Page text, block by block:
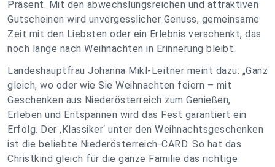
Präsent. Mit den abwechslungsreichen und attraktiven
Gutscheinen wird unvergesslicher Genuss, gemeinsame
Zeit mit den Liebsten oder ein Erlebnis verschenkt, das
noch lange nach Weihnachten in Erinnerung bleibt.
Landeshauptfrau Johanna Mikl-Leitner meint dazu: „Ganz
gleich, wo oder wie Sie Weihnachten feiern – mit
Geschenken aus Niederösterreich zum Genießen,
Erleben und Entspannen wird das Fest garantiert ein
Erfolg. Der ,Klassiker‘ unter den Weihnachtsgeschenken
ist die beliebte Niederösterreich-CARD. So hat das
Christkind gleich für die ganze Familie das richtige